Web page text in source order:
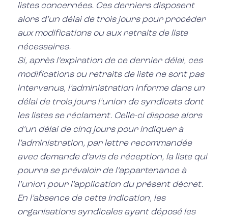
listes concernées. Ces derniers disposent
alors d’un délai de trois jours pour procéder
aux modifications ou aux retraits de liste
nécessaires.
Si, après l’expiration de ce dernier délai, ces
modifications ou retraits de liste ne sont pas
intervenus, l’administration informe dans un
délai de trois jours l’union de syndicats dont
les listes se réclament. Celle-ci dispose alors
d’un délai de cinq jours pour indiquer à
l’administration, par lettre recommandée
avec demande d’avis de réception, la liste qui
pourra se prévaloir de l’appartenance à
l’union pour l’application du présent décret.
En l’absence de cette indication, les
organisations syndicales ayant déposé les